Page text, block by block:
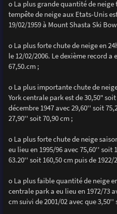
o La plus grande quantité de
tempête de neige aux Etats-Unis
19/02/1959 à Mount Shasta Ski
o La plus forte chute de neige en
le 12/02/2006. Le dexième record a
67,50.cm ;
o La plus importante chute de
York centrale park est de 30,50"
décembre 1947 avec 29,60'' soit
27,90'' soit 70,90 cm ;
o La plus forte chute de neige
eu lieu en 1995/96 avec 75,60'' soit
63.20'' soit 160,50 cm puis de
o La plus faible quantité de neige
centrale park a eu lieu en 1972/73
cm suivi de 2001/02 avec que 3,50''